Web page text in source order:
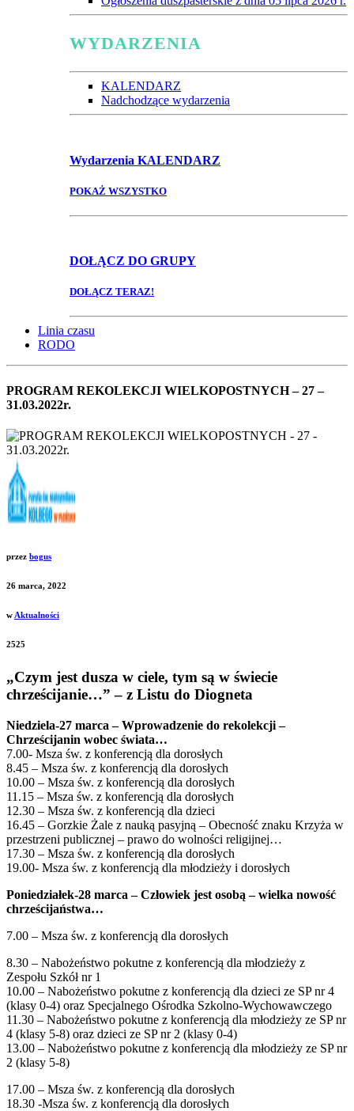
WYDARZENIA
KALENDARZ
Nadchodzące wydarzenia
Wydarzenia KALENDARZ
POKAŻ WSZYSTKO
DOŁĄCZ DO GRUPY
DOŁĄCZ TERAZ!
Linia czasu
RODO
PROGRAM REKOLEKCJI WIELKOPOSTNYCH – 27 –
31.03.2022r.
przez bogus
26 marca, 2022
w Aktualności
2525
„Czym jest dusza w ciele, tym są w świecie
chrześcijanie…” – z Listu do Diogneta
Niedziela-27 marca – Wprowadzenie do rekolekcji –
Chrześcijanin wobec świata…
7.00- Msza św. z konferencją dla dorosłych
8.45 – Msza św. z konferencją dla dorosłych
10.00 – Msza św. z konferencją dla dorosłych
11.15 – Msza św. z konferencją dla dorosłych
12.30 – Msza św. z konferencją dla dzieci
16.45 – Gorzkie Żale z nauką pasyjną – Obecność znaku Krzyża w
przestrzeni publicznej – prawo do wolności religijnej…
17.30 – Msza św. z konferencją dla dorosłych
19.00- Msza św. z konferencją dla młodzieży i dorosłych
Poniedziałek-28 marca – Człowiek jest osobą – wielka nowość
chrześcijaństwa…
7.00 – Msza św. z konferencją dla dorosłych
8.30 – Nabożeństwo pokutne z konferencją dla młodzieży z
Zespołu Szkół nr 1
10.00 – Nabożeństwo pokutne z konferencją dla dzieci ze SP nr 4
(klasy 0-4) oraz Specjalnego Ośrodka Szkolno-Wychowawczego
11.30 – Nabożeństwo pokutne z konferencją dla młodzieży ze SP nr
4 (klasy 5-8) oraz dzieci ze SP nr 2 (klasy 0-4)
13.00 – Nabożeństwo pokutne z konferencją dla młodzieży ze SP nr
2 (klasy 5-8)
17.00 – Msza św. z konferencją dla dorosłych
18.30 -Msza św. z konferencją dla dorosłych